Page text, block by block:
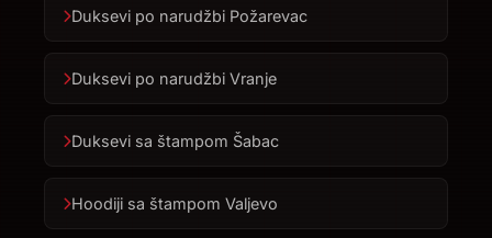
Duksevi po narudžbi Požarevac
Duksevi po narudžbi Vranje
Duksevi sa štampom Šabac
Hoodiji sa štampom Valjevo